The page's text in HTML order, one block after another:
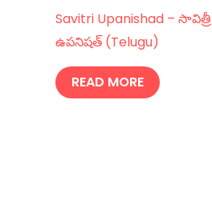
Savitri Upanishad – సావిత్రీ
ఉపనిషత్ (Telugu)
READ MORE